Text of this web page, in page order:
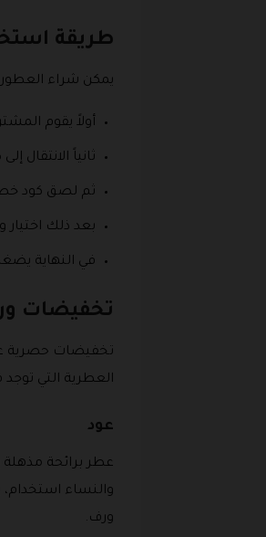
طريقة
يمكن شراء
أولاً يقوم
ثانياً الانتقال
ثم لصق كود
بعد ذلك
في النهاية
تخفيضات
تخفيضات حصرية
العطرية التي
عود
والنساء
ورف.